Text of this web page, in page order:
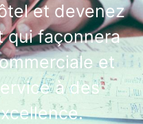
et devenez
qui façonnera
et
à des